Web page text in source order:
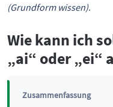
(Grundform wissen).
Wie kann ich
„ai“ oder „ei“
Zusammenfassung